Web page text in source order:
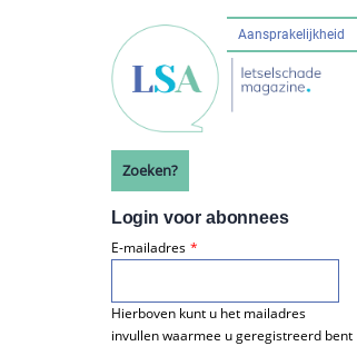
Hoofdnavigatie
Aansprakelijkheid
Zoeken?
Login voor abonnees
E-mailadres
Hierboven kunt u het mailadres
invullen waarmee u geregistreerd bent